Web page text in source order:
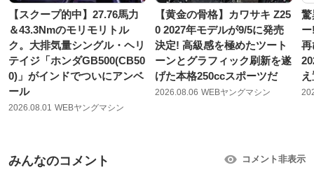
【スクープ的中】27.76馬力
＆43.3Nmのモリモリトル
ク。大排気量シングル・ヘリ
テイジ「ホンダGB500(CB50
0)」がインドでついにアンベ
ール
2026.08.01 WEBヤングマシン
【黄金の骨格】カワサキ Z25
0 2027年モデルが9/5に発売
決定! 高級感を極めたツート
ーンとグラフィック刷新を遂
げた本格250ccスポーツだ
2026.08.06 WEBヤングマシン
驚
再
みんなのコメント コメント非表示